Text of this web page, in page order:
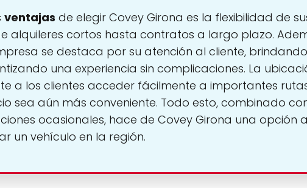
ventajas de elegir Covey Girona es la flexibilidad de
alquileres cortos hasta contratos a largo plazo.
se destaca por su atención al cliente,
una experiencia sin complicaciones. La
a los clientes acceder fácilmente a importantes
sea aún más conveniente. Todo esto, combinado
ocasionales, hace de Covey Girona una opción
un vehículo en la región.